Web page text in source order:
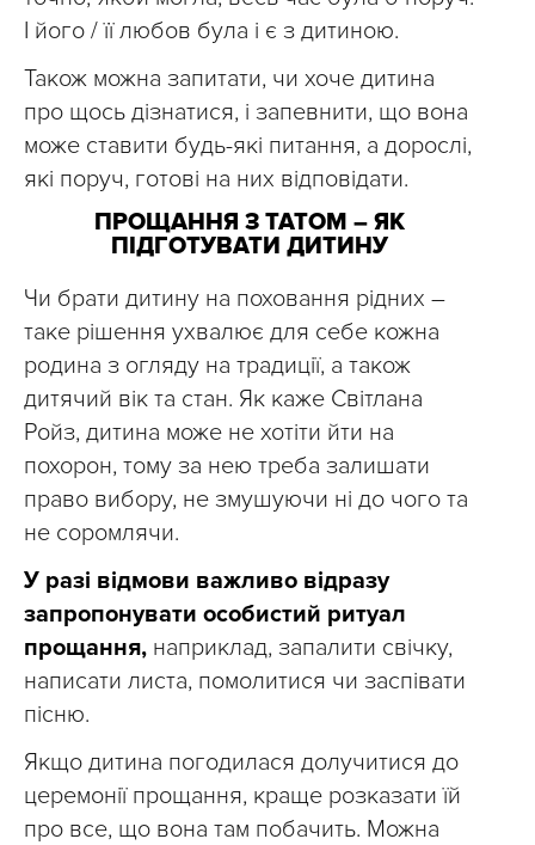
І його / її любов була і є з дитиною.
Також можна запитати, чи хоче дитина
про щось дізнатися, і запевнити, що вона
може ставити будь-які питання, а дорослі,
які поруч, готові на них відповідати.
ПРОЩАННЯ З ТАТОМ – ЯК
ПІДГОТУВАТИ ДИТИНУ
Чи брати дитину на поховання рідних –
таке рішення ухвалює для себе кожна
родина з огляду на традиції, а також
дитячий вік та стан. Як каже Світлана
Ройз, дитина може не хотіти йти на
похорон, тому за нею треба залишати
право вибору, не змушуючи ні до чого та
не соромлячи.
У разі відмови важливо відразу
запропонувати особистий ритуал
прощання, наприклад, запалити свічку,
написати листа, помолитися чи заспівати
пісню.
Якщо дитина погодилася долучитися до
церемонії прощання, краще розказати їй
про все, що вона там побачить. Можна